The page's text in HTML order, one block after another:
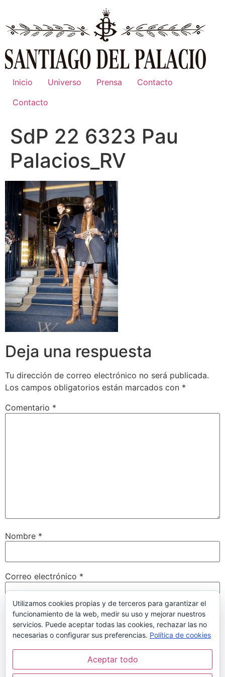
contenido
Inicio Universo Prensa
Contacto
Contacto
SdP 22 6323 Pau
Palacios_RV
Deja una respuesta
Tu dirección de correo electrónico no será publicada.
Los campos obligatorios están marcados con *
Comentario *
Nombre *
Correo electrónico *
Web
Guarda mi nombre, correo electrónico y web en este
navegador para la próxima vez que comente.
Utilizamos cookies propias y de terceros para garantizar el
funcionamiento de la web, medir su uso y mejorar nuestros
servicios. Puede aceptar todas las cookies, rechazar las no
necesarias o configurar sus preferencias. Política de cookies
Aceptar todo